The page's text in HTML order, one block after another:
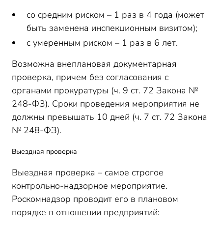
со средним риском – 1 раз в 4 года (может
быть заменена инспекционным визитом);
с умеренным риском – 1 раз в 6 лет.
Возможна внеплановая документарная
проверка, причем без согласования с
органами прокуратуры (ч. 9 ст. 72 Закона №
248-ФЗ). Сроки проведения мероприятия не
должны превышать 10 дней (ч. 7 ст. 72 Закона
№ 248-ФЗ).
Выездная проверка
Выездная проверка – самое строгое
контрольно-надзорное мероприятие.
Роскомнадзор проводит его в плановом
порядке в отношении предприятий: